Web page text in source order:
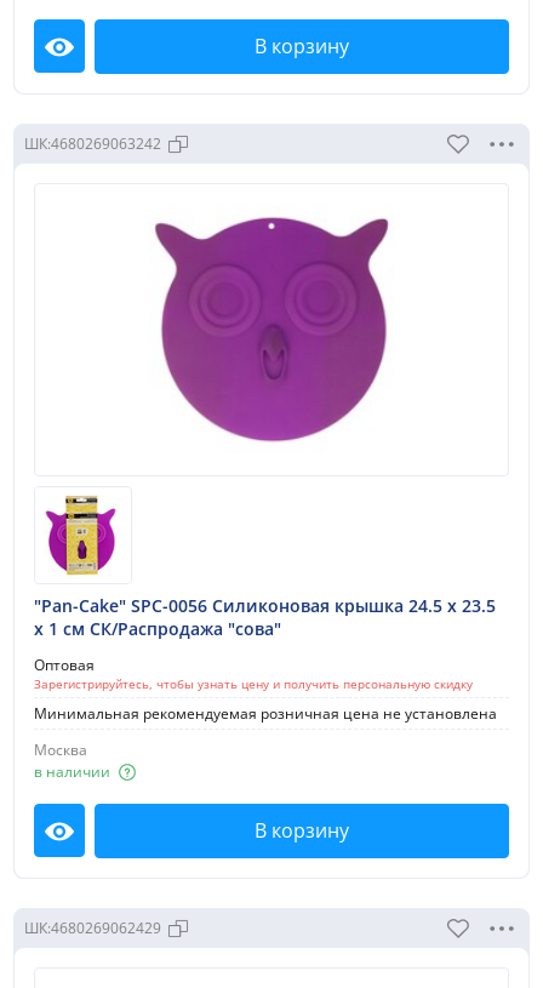
Поиск по выбранному разделу
Наличие в выбранном филиале
Тип товара:
Дуршлаг
Крышка
Посмотреть В корзину
ШК:4680269063242
"Pan-Cake" SPC-0056 Силиконовая крышка 24.5 x 23.5
x 1 см СК/Распродажа "сова"
Оптовая
Зарегистрируйтесь, чтобы узнать цену и получить персональную скидку
Минимальная рекомендуемая розничная цена не установлена
Москва
в наличии
Посмотреть В корзину
ШК:4680269062429